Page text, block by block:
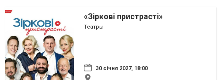
«Зіркові пристрасті»
Театры
30 січня 2027, 18:00